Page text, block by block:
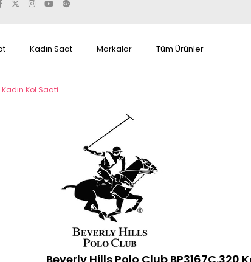
Kadın Saat Markalar Tüm Ürünler
Kadın Kol Saati